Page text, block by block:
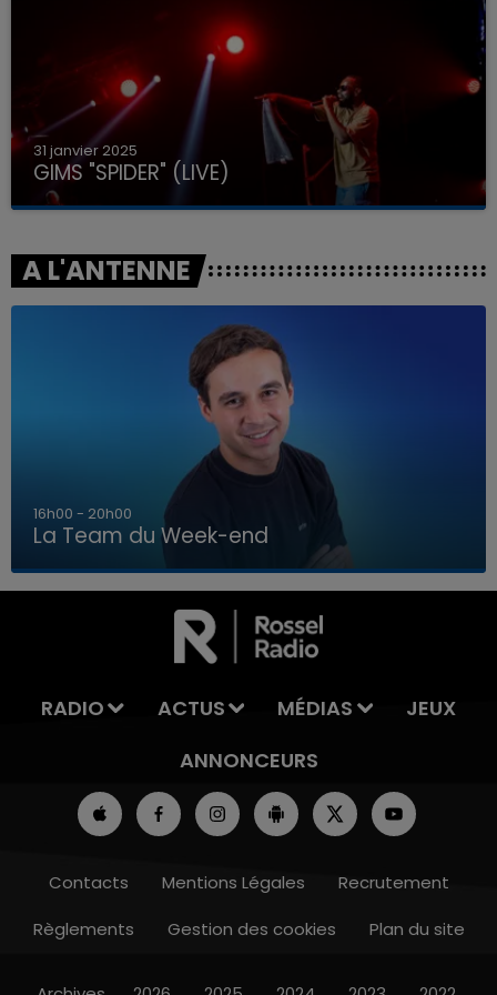
LA TEAM DU WEEK-END
31 janvier 2025
GIMS "SPIDER" (LIVE)
A L'ANTENNE
7h00 - 12h00
La Team du Week-end
RADIO ACTUS MÉDIAS
JEUX
ANNONCEURS
Contacts Mentions Légales
Recrutement
Règlements
Gestion des cookies Plan du site